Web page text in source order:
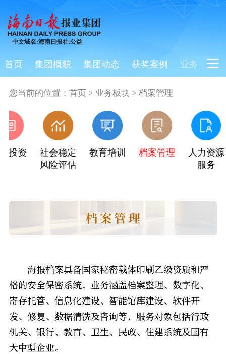
中文域名:海南日报社.公益
首页 集团概貌 集团动态 获奖案例 业务板块
您当前的位置： 首页 > 业务板块> 档案管理
投资
社会稳定
风险评估
教育培训 档案管理
人力资源
服务
海报档案具备国家秘密载体印刷乙级资质和严
格的安全保密系统，业务涵盖档案整理、数字化、
寄存托管、信息化建设、智能馆库建设、软件开
发、修复、数据清洗及咨询等，服务对象包括行政
机关、银行、教育、卫生、民政、住建系统及国有
大中型企业。